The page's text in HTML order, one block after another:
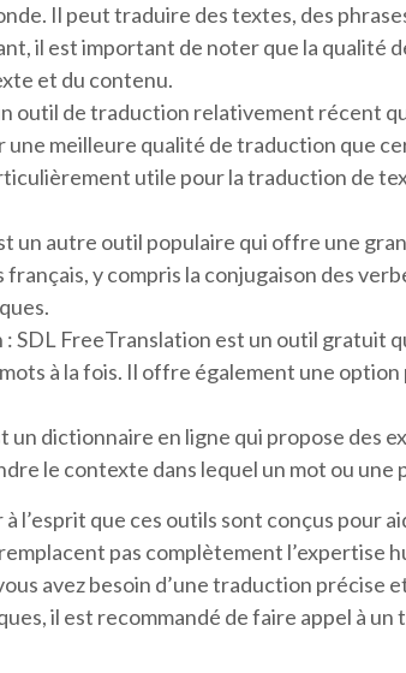
Il peut traduire des textes, des
il est important de noter que la qualité
et du contenu.
outil de traduction relativement récent
meilleure qualité de traduction que
utile pour la traduction de
un autre outil populaire qui offre une
y compris la conjugaison des
SDL FreeTranslation est un outil gratuit
à la fois. Il offre également une
un dictionnaire en ligne qui propose des
le contexte dans lequel un mot ou une
l’esprit que ces outils sont conçus pour
pas complètement l’expertise
avez besoin d’une traduction précise
il est recommandé de faire appel à